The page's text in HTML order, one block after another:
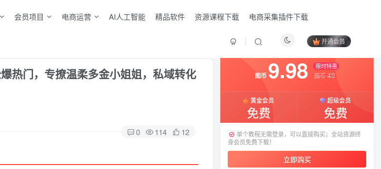
会员项目 电商运营 AI人工智能 精品软件 资源课程下载 电商采集插件下载
开通会员
热门，专撩温柔多金小姐姐，私域转化
0 114 12
HI！请登录
付费阅读
图币 9.98 限时特惠
图币 49
黄金会员
免费
超级会员
免费
单个教程无需登录，可以直接购买；全站资源终
身会员免费下载！
立即购买